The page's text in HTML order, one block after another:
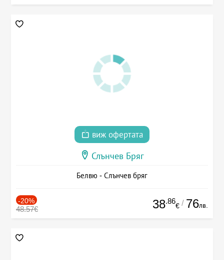
виж офертата
Слънчев Бряг
Белвю - Слънчев бряг
-20%
48.57€ 38.86
€ / 76лв.